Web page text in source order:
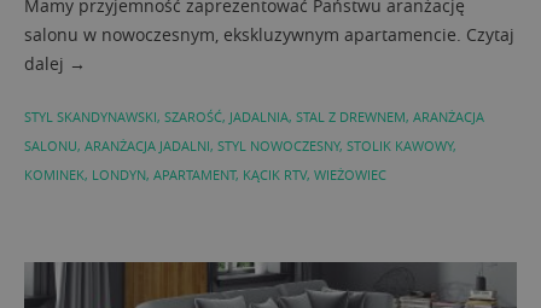
Mamy przyjemność zaprezentować Państwu aranżację
salonu w nowoczesnym, ekskluzywnym apartamencie. Czytaj
dalej →
STYL SKANDYNAWSKI, SZAROŚĆ, JADALNIA, STAL Z DREWNEM, ARANŻACJA
SALONU, ARANŻACJA JADALNI, STYL NOWOCZESNY, STOLIK KAWOWY,
KOMINEK, LONDYN, APARTAMENT, KĄCIK RTV, WIEŻOWIEC